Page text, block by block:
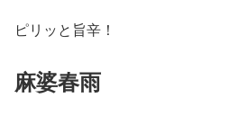
ピリッと旨辛！
麻婆春雨